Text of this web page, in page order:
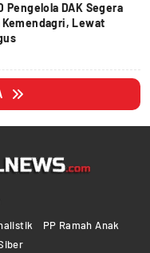
Pengelola DAK Segera
Kemendagri, Lewat
PP Ramah Anak